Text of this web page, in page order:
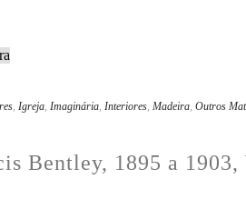
, Igreja, Imaginária, Interiores, Madeira, Outros
Bentley, 1895 a 1903,